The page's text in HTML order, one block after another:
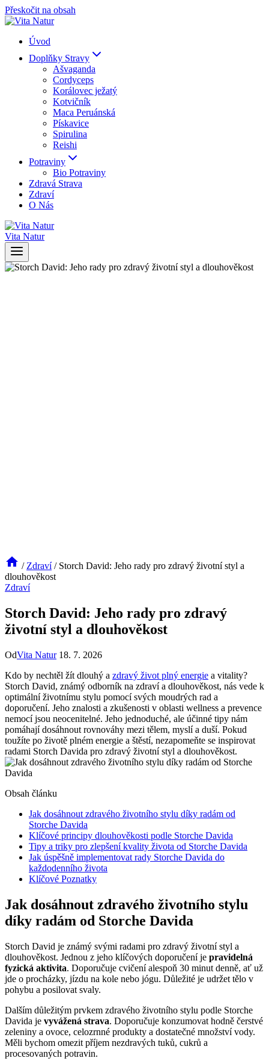
Přeskočit na obsah
Úvod
Doplňky Stravy
Ašvaganda
Cordyceps
Korálovec ježatý
Kotvičník
Maca Peruánská
Pískavice
Spirulina
Reishi
Potraviny
Bio Potraviny
Zdravá Strava
Zdraví
O Nás
Vita Natur
/ Zdraví / Storch David: Jeho rady pro zdravý životní styl a
dlouhověkost
Zdraví
Storch David: Jeho rady pro zdravý
životní styl a dlouhověkost
OdVita Natur 18. 7. 2026
Kdo by nechtěl žít dlouhý a zdravý život plný energie a vitality?
Storch David, známý odborník na zdraví a dlouhověkost, nás vede k
optimální životnímu stylu pomocí svých moudrých rad a
doporučení. Jeho znalosti a zkušenosti v oblasti wellness a prevence
nemocí jsou neocenitelné. Jeho jednoduché, ale účinné tipy nám
pomáhají dosáhnout rovnováhy mezi tělem, myslí a duší. Pokud
toužíte po životě plném energie a štěstí, nezapomeňte se inspirovat
radami Storch Davida pro zdravý životní styl a dlouhověkost.
Obsah článku
Jak dosáhnout zdravého životního stylu díky radám od
Storche Davida
Klíčové principy dlouhověkosti podle Storche Davida
Tipy a triky pro zlepšení kvality života od Storche Davida
Jak úspěšně implementovat rady Storche Davida do
každodenního života
Klíčové Poznatky
Jak dosáhnout zdravého životního stylu
díky radám od Storche Davida
Storch David je známý svými radami pro zdravý životní styl a
dlouhověkost. Jednou z jeho klíčových doporučení je pravidelná
fyzická aktivita. Doporučuje cvičení alespoň 30 minut denně, ať už
jde o procházky, jízdu na kole nebo jógu. Důležité je udržet tělo v
pohybu a posilovat svaly.
Dalším důležitým prvkem zdravého životního stylu podle Storche
Davida je vyvážená strava. Doporučuje konzumovat hodně čerstvé
zeleniny a ovoce, celozrnné produkty a dostatečné množství vody.
Měli bychom omezit příjem nezdravých tuků, cukrů a
procesovaných potravin.